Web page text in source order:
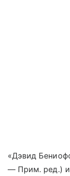
«Дэвид
— Прим. ред.) и